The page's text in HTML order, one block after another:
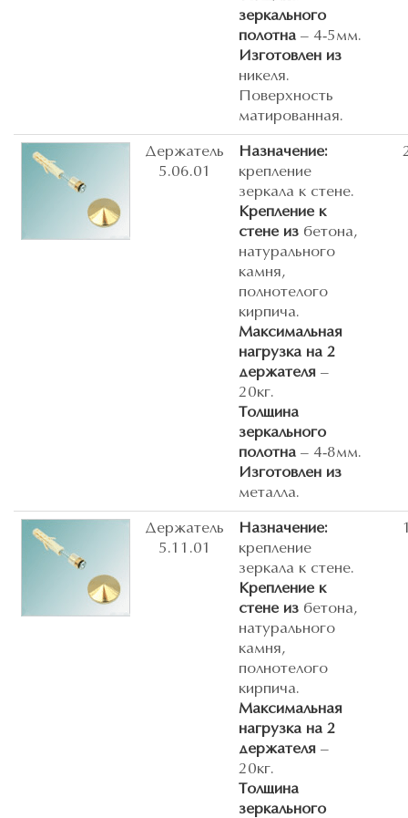
зеркального
полотна – 4-5мм.
Изготовлен из
никеля.
Поверхность
матированная.
Держатель
5.06.01
Назначение:
крепление
зеркала к стене.
Крепление к
стене из бетона,
натурального
камня,
полнотелого
кирпича.
Максимальная
нагрузка на 2
держателя –
20кг.
Толщина
зеркального
полотна – 4-8мм.
Изготовлен из
металла.
Держатель
5.11.01
Назначение:
крепление
зеркала к стене.
Крепление к
стене из бетона,
натурального
камня,
полнотелого
кирпича.
Максимальная
нагрузка на 2
держателя –
20кг.
Толщина
зеркального